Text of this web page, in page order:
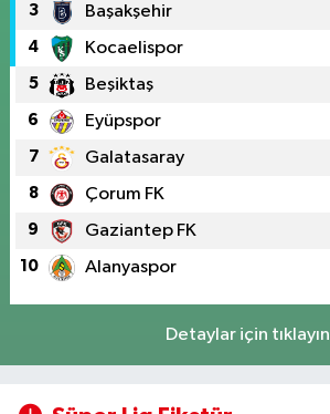
3 Başakşehir
4 Kocaelispor
5 Beşiktaş
6 Eyüpspor
7 Galatasaray
8 Çorum FK
9 Gaziantep FK
10 Alanyaspor
Detaylar için tıklayın